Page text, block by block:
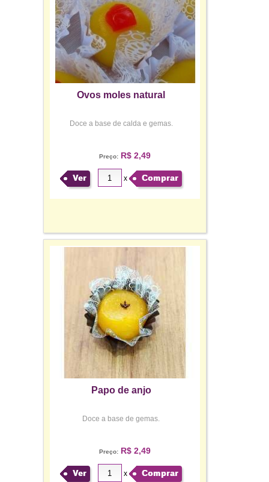
Ovos moles natural
Doce a base de calda e gemas.
Preço:R$ 2,49
Ver x Comprar
Papo de anjo
Doce a base de gemas.
Preço:R$ 2,49
Ver x Comprar